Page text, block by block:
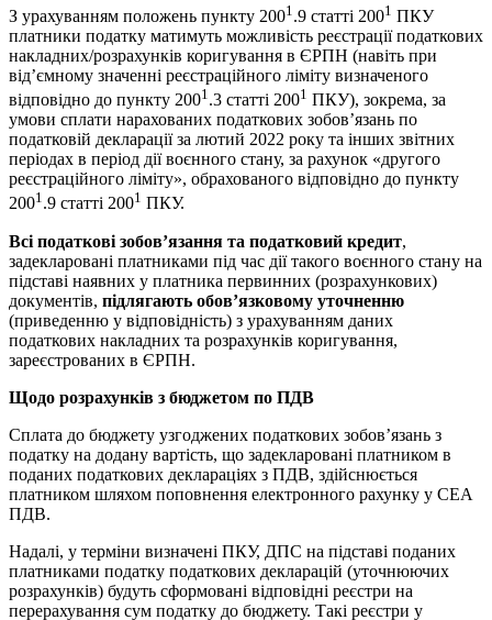
З урахуванням положень пункту 2001 .9 статті 2001 ПКУ
платники податку матимуть можливість реєстрації податкових
накладних/розрахунків коригування в ЄРПН (навіть при
від’ємному значенні реєстраційного ліміту визначеного
відповідно до пункту 2001 .3 статті 2001 ПКУ), зокрема, за
умови сплати нарахованих податкових зобов’язань по
податковій декларації за лютий 2022 року та інших звітних
періодах в період дії воєнного стану, за рахунок «другого
реєстраційного ліміту», обрахованого відповідно до пункту
2001.9 статті 2001 ПКУ.
Всі податкові зобов’язання та податковий кредит,
задекларовані платниками під час дії такого воєнного стану на
підставі наявних у платника первинних (розрахункових)
документів, підлягають обов’язковому уточненню
(приведенню у відповідність) з урахуванням даних
податкових накладних та розрахунків коригування,
зареєстрованих в ЄРПН.
Щодо розрахунків з бюджетом по ПДВ
Сплата до бюджету узгоджених податкових зобов’язань з
податку на додану вартість, що задекларовані платником в
поданих податкових деклараціях з ПДВ, здійснюється
платником шляхом поповнення електронного рахунку у СЕА
ПДВ.
Надалі, у терміни визначені ПКУ, ДПС на підставі поданих
платниками податку податкових декларацій (уточнюючих
розрахунків) будуть сформовані відповідні реєстри на
перерахування сум податку до бюджету. Такі реєстри у